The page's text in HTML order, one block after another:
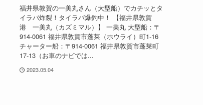
福井県敦賀の一美丸さん（大型船）でカチッとタ
イラバ炸裂！タイラバ爆釣中！ 【福井県敦賀
港 一美丸（カズミマル）】 一美丸 大型船：〒
914-0061 福井県敦賀市蓬莱（ホウライ）町1-16
チャーター船：〒914-0061 福井県敦賀市蓬莱町
17-13（お車のナビでは...
2023.05.04